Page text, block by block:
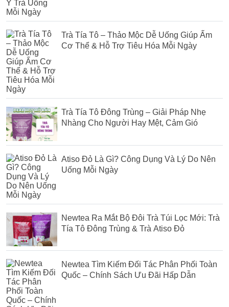
Trà Tía Tô – Thảo Mộc Dễ Uống Giúp Ấm
Cơ Thể & Hỗ Trợ Tiêu Hóa Mỗi Ngày
Trà Tía Tô Đông Trùng – Giải Pháp Nhẹ
Nhàng Cho Người Hay Mệt, Cảm Gió
Atiso Đỏ Là Gì? Công Dụng Và Lý Do Nên
Uống Mỗi Ngày
Newtea Ra Mắt Bộ Đôi Trà Túi Lọc Mới: Trà
Tía Tô Đông Trùng & Trà Atiso Đỏ
Newtea Tìm Kiếm Đối Tác Phân Phối Toàn
Quốc – Chính Sách Ưu Đãi Hấp Dẫn